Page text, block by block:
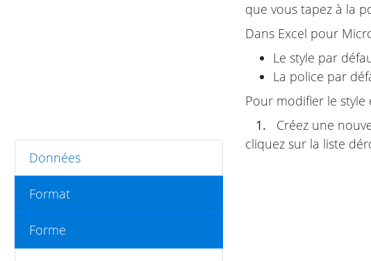
Données
Format
Forme
que vous tapez à la
Dans Excel pour
Le style par
La police par
Pour modifier le
1.
Créez une
cliquez sur la liste